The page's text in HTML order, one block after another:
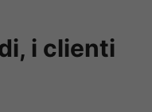
i clienti